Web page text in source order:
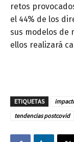
retos
el 44% de los
sus modelos de
ellos realizará
ETIQUETAS
tendencias postcovid